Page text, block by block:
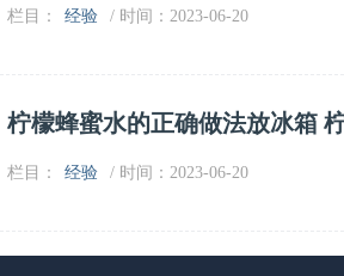
栏目： 经验 / 时间：2023-06-20
柠檬蜂蜜水的正确做法放冰箱
栏目： 经验 / 时间：2023-06-20